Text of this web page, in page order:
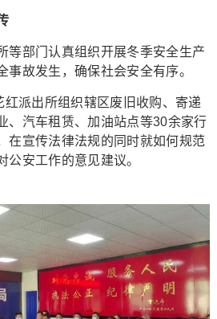
部门认真组织开展冬季安全生产
事故发生，确保社会安全有序。
派出所组织辖区废旧收购、寄递
、汽车租赁、加油站点等30余家行
在宣传法律法规的同时就如何规范
公安工作的意见建议。